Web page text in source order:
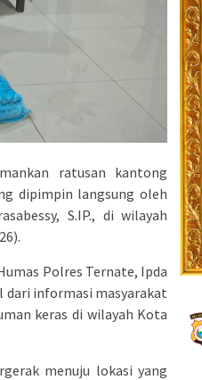
ratusan kantong
dipimpin langsung oleh
S.IP., di wilayah
Polres Ternate, Ipda
dari informasi masyarakat
keras di wilayah Kota
menuju lokasi yang